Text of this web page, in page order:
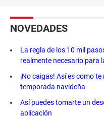
NOVEDADES
La regla de los 10 mil
realmente necesario para
¡No caigas! Así es como
temporada navideña
Así puedes tomarte un
aplicación